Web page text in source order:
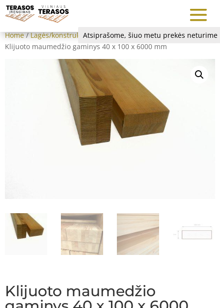
Atsiprašome, šiuo metu prekės neturime
Home/Lagės/konstrukcijos karkasams/Klijuota mediena/
Klijuoto maumedžio gaminys 40 x 100 x 6000 mm
Klijuoto maumedžio